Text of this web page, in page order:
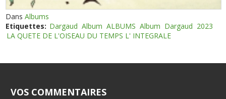
DansAlbums
Etiquettes: Dargaud Album ALBUMS Album Dargaud 2023
LA QUETE DE L'OISEAU DU TEMPS L' INTEGRALE
VOS COMMENTAIRES